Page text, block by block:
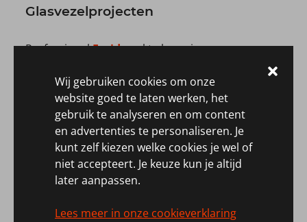
Glasvezelprojecten
ProfessionalFaridwerkt als senior
planning en coördinatie van glasvezel projecten
en staat in contact met de leveranciers,
projectleiding en uitvoering. Een taak die oud
collegaAhamrials uitvoerder FTTH vervulde. Een
rol waarin aannemers op de hoogte worden
gesteld van alle projectrelevante informatie.
Als Engineer Telecom Eurofiber was professional
Wij gebruiken cookies om onze
website goed te laten werken, het
gebruik te analyseren en om content
en advertenties te personaliseren. Je
kunt zelf kiezen welke cookies je wel of
niet accepteert. Je keuze kun je altijd
later aanpassen.
Lees meer in onze cookieverklaring